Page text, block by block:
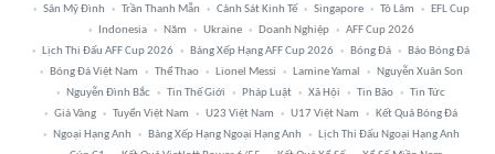
Sân Mỹ Đình
Trần Thanh Mẫn Cảnh Sát Kinh Tế Singapore Tô Lâm
EFL Cup
Indonesia
Năm Ukraine Doanh Nghiệp
AFF Cup 2026
Lịch Thi Đấu AFF Cup 2026
Bảng Xếp Hạng AFF Cup 2026 Bóng Đá
Báo Bóng Đá
Bóng Đá Việt Nam
Thể Thao Lionel Messi Lamine Yamal
Nguyễn Xuân Son
Nguyễn Đình Bắc
Tin Thế Giới Pháp Luật Xã Hội Tin Bão
Tin Tức
Giá Vàng
Tuyển Việt Nam U23 Việt Nam U17 Việt Nam
Kết Quả Bóng Đá
Ngoại Hạng Anh
Bảng Xếp Hạng Ngoại Hạng Anh
Lịch Thi Đấu Ngoại Hạng Anh